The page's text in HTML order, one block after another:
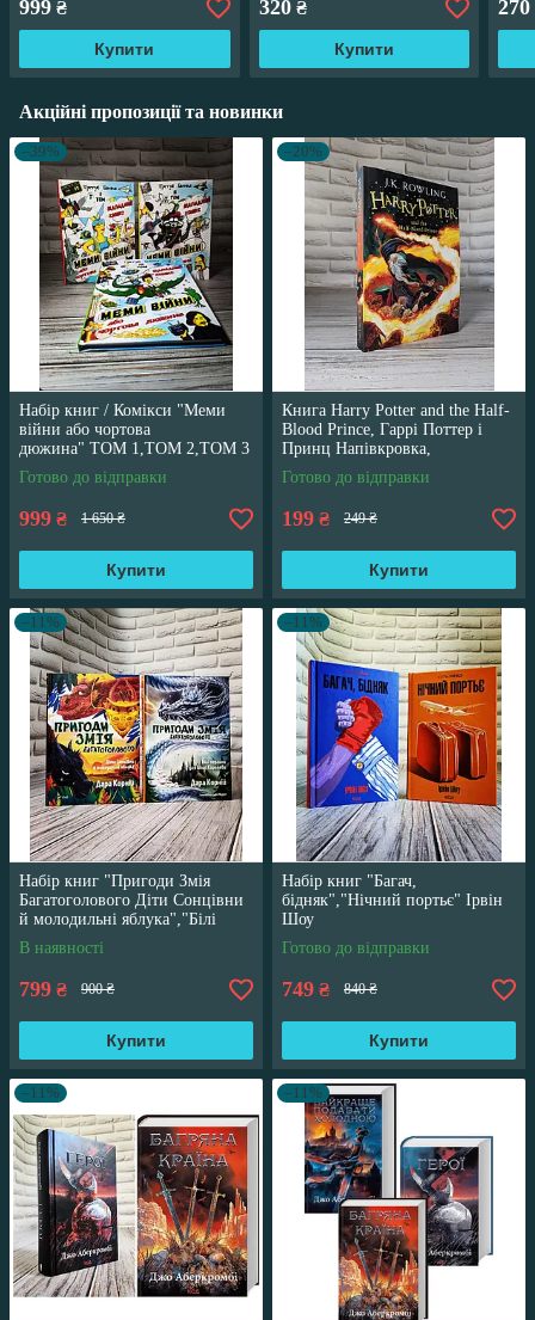
снайпера. Пам’ятка
стрільця"
999 ₴
Купити
автошкіл" Панарін Є.В.
320₴
Купити
270
Акційні пропозиції та новинки
–39%
Набір книг / Комікси "Меми
війни або чортова
дюжина" ТОМ 1,ТОМ 2,ТОМ 3
Трегуб Ганна
Готово до відправки
999 ₴ 1 650 ₴
Купити
–20%
Книга Harry Potter and the Half-
Blood Prince, Гаррі Поттер і
Принц Напівкровка,
англійською мовою
Готово до відправки
199 ₴ 249 ₴
Купити
–11%
Набір книг "Пригоди Змія
Багатоголового Діти Сонцівни
й молодильні яблука","Білі
перлини для Білої Королеви"
В наявності
799 ₴ 900 ₴
Купити
–11%
Набір книг "Багач,
бідняк","Нічний портьє" Ірвін
Шоу
Готово до відправки
749 ₴ 840 ₴
Купити
–11% –11%